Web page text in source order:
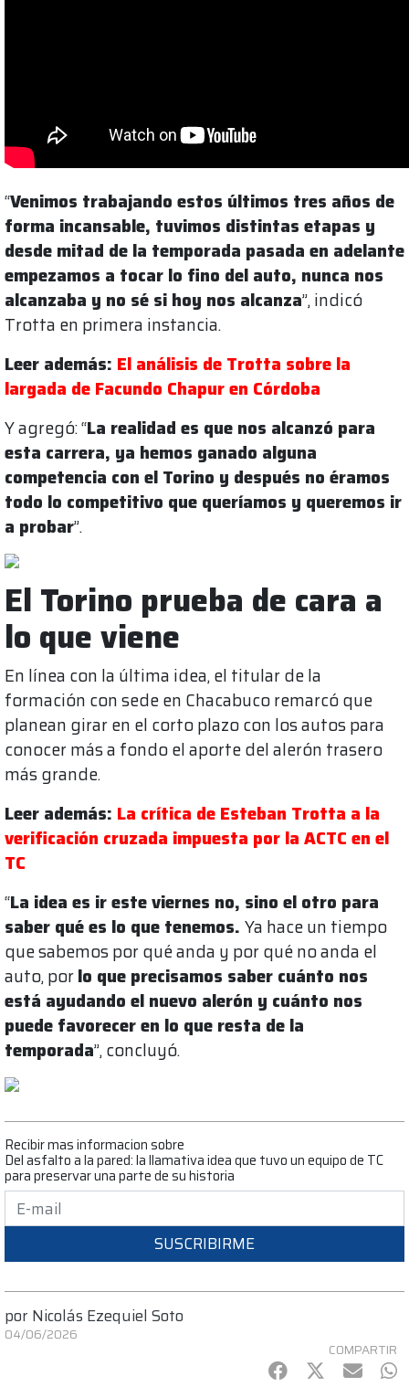
“Venimos trabajando estos últimos tres años de
forma incansable, tuvimos distintas etapas y
desde mitad de la temporada pasada en adelante
empezamos a tocar lo fino del auto, nunca nos
alcanzaba y no sé si hoy nos alcanza”, indicó
Trotta en primera instancia.
Leer además: El análisis de Trotta sobre la
largada de Facundo Chapur en Córdoba
Y agregó: “La realidad es que nos alcanzó para
esta carrera, ya hemos ganado alguna
competencia con el Torino y después no éramos
todo lo competitivo que queríamos y queremos ir
a probar”.
El Torino prueba de cara a
lo que viene
En línea con la última idea, el titular de la
formación con sede en Chacabuco remarcó que
planean girar en el corto plazo con los autos para
conocer más a fondo el aporte del alerón trasero
más grande.
Leer además: La crítica de Esteban Trotta a la
verificación cruzada impuesta por la ACTC en el
TC
“La idea es ir este viernes no, sino el otro para
saber qué es lo que tenemos. Ya hace un tiempo
que sabemos por qué anda y por qué no anda el
auto, porlo que precisamos saber cuánto nos
está ayudando el nuevo alerón y cuánto nos
puede favorecer en lo que resta de la
temporada”, concluyó.
Recibir mas informacion sobre
Del asfalto a la pared: la llamativa idea que tuvo un equipo de TC
para preservar una parte de su historia
SUSCRIBIRME
por Nicolás Ezequiel Soto
04/06/2026
COMPARTIR
Facebook
Twitter
mail